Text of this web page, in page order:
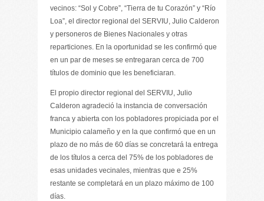
vecinos: “Sol y Cobre”, “Tierra de tu Corazón” y “Río
Loa”, el director regional del SERVIU, Julio Calderon
y personeros de Bienes Nacionales y otras
reparticiones. En la oportunidad se les confirmó que
en un par de meses se entregaran cerca de 700
títulos de dominio que les beneficiaran.
El propio director regional del SERVIU, Julio
Calderon agradeció la instancia de conversación
franca y abierta con los pobladores propiciada por el
Municipio calameño y en la que confirmó que en un
plazo de no más de 60 días se concretará la entrega
de los títulos a cerca del 75% de los pobladores de
esas unidades vecinales, mientras que e 25%
restante se completará en un plazo máximo de 100
días.